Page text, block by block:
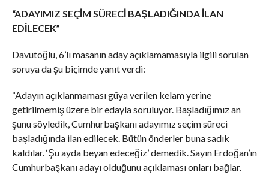
“ADAYIMIZ SEÇİM SÜRECİ BAŞLADIĞINDA İLAN
EDİLECEK”
Davutoğlu, 6’lı masanın aday açıklamamasıyla ilgili sorulan
soruya da şu biçimde yanıt verdi:
“Adayın açıklanmaması güya verilen kelam yerine
getirilmemiş üzere bir edayla soruluyor. Başladığımız an
şunu söyledik, Cumhurbaşkanı adayımız seçim süreci
başladığında ilan edilecek. Bütün önderler buna sadık
kaldılar. ‘Şu ayda beyan edeceğiz’ demedik. Sayın Erdoğan’ın
Cumhurbaşkanı adayı olduğunu açıklaması onları bağlar.